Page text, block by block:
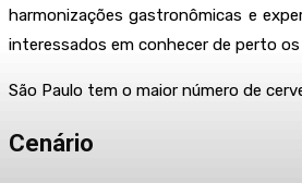
harmonizações gastronômicas e
interessados em conhecer de perto
São Paulo tem o maior número de
Cenário